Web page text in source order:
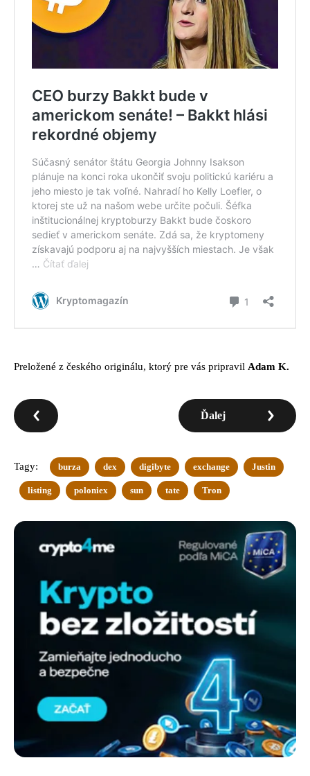
Preložené z českého originálu, ktorý pre vás pripravil Adam K.
Ďalej
Tagy: burza dex digibyte exchange Justin
listing poloniex sun tate Tron